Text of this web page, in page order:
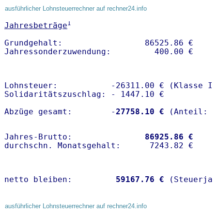
ausführlicher Lohnsteuerrechner auf rechner24.info
Jahresbeträge1
Grundgehalt:                 86525.86 €
Lohnsteuer:           -26311.00 € (Klasse I)
Solidaritätszuschlag: - 1447.10 €
Abzüge gesamt:        -27758.10 €
Jahres-Brutto: 86925.86 €
netto bleiben: 59167.76 €
ausführlicher Lohnsteuerrechner auf rechner24.info